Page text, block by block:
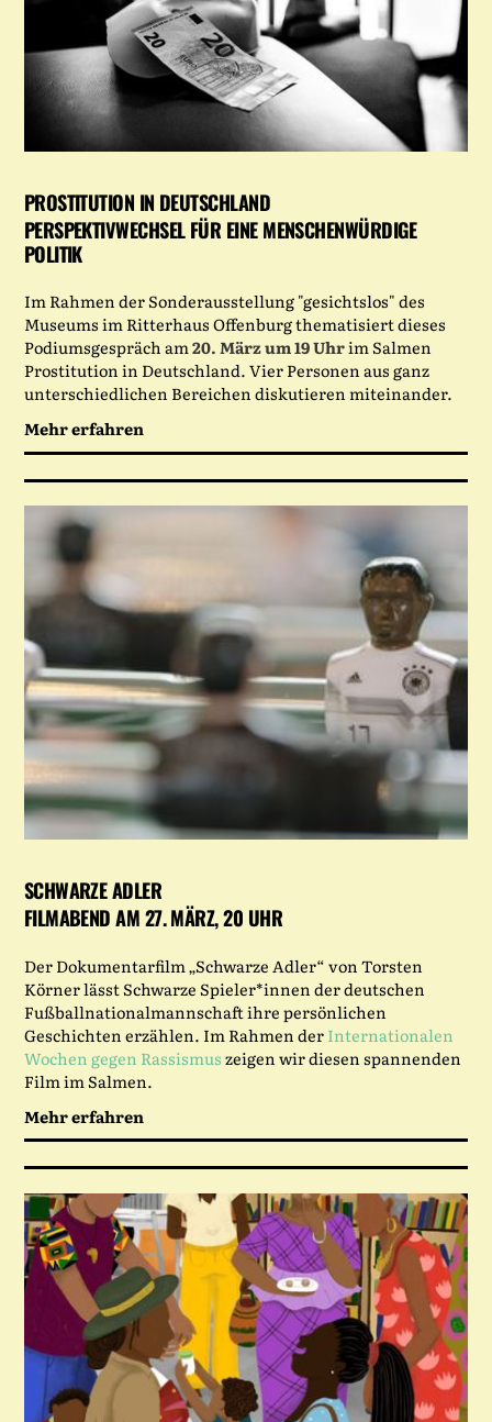
PROSTITUTION IN DEUTSCHLAND
PERSPEKTIVWECHSEL FÜR EINE MENSCHENWÜRDIGE
POLITIK
Im Rahmen der Sonderausstellung "gesichtslos" des
Museums im Ritterhaus Offenburg thematisiert dieses
Podiumsgespräch am20. März um 19 Uhrim Salmen
Prostitution in Deutschland. Vier Personen aus ganz
unterschiedlichen Bereichen diskutieren miteinander.
Mehr erfahren
SCHWARZE ADLER
FILMABEND AM 27. MÄRZ, 20 UHR
Der Dokumentarfilm „Schwarze Adler“ von Torsten
Körner lässt Schwarze Spieler*innen der deutschen
Fußballnationalmannschaft ihre persönlichen
Geschichten erzählen. Im Rahmen derInternationalen
Wochen gegen Rassismuszeigen wir diesen spannenden
Film im Salmen.
Mehr erfahren